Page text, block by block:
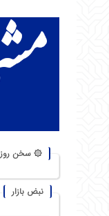
۞ سخن روز
نبض بازار